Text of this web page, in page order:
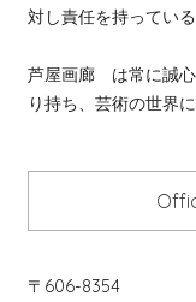
対し責任を持ってい
芦屋画廊 は常に誠心
り持ち、芸術の世界
〒606-8354